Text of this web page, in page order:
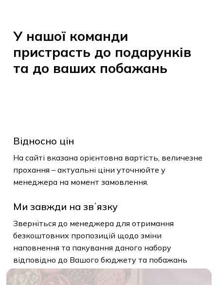
У нашої команди
пристрасть до подарунків
та до ваших побажань
Відносно цін
На сайті вказана орієнтовна вартість, величезне
прохання – актуальні ціни уточнюйте у
менеджера на момент замовлення.
Ми завжди на звʼязку
Зверніться до менеджера для отримання
безкоштовних пропозицій щодо зміни
наповнення та пакування даного набору
відповідно до Вашого бюджету та побажань